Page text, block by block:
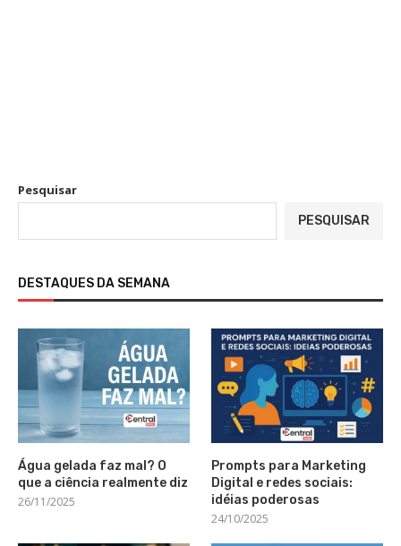
Pesquisar
PESQUISAR
DESTAQUES DA SEMANA
Água gelada faz mal? O
que a ciência realmente diz
26/11/2025
Prompts para Marketing
Digital e redes sociais:
idéias poderosas
24/10/2025